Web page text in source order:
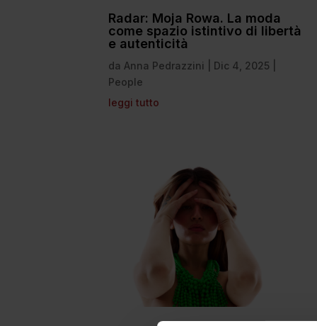
Radar: Moja Rowa. La moda
come spazio istintivo di libertà
e autenticità
da Anna Pedrazzini Dic 4, 2025
People
leggi tutto